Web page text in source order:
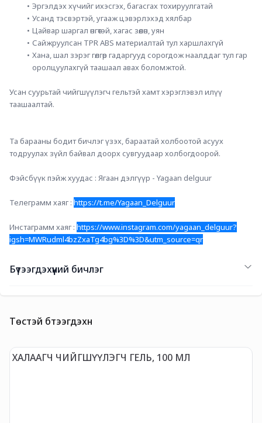
Эргэлдэх хүчийг ихэсгэх, багасгах тохируулгатай
Усанд тэсвэртэй, угааж цэвэрлэхэд хялбар
Цайвар шаргал өнгөтэй, хагас зөөлөн, уян
Сайжруулсан TPR ABS материалтай тул харшлахгүй
Хана, шал зэрэг гөлгөр гадаргууд сорогдож наалддаг тул гар
оролцуулахгүй таашаал авах боломжтой.
Усан суурьтай чийгшүүлэгч гельтэй хамт хэрэглэвэл илүү
таашаалтай.
Та барааны бодит бичлэг үзэх, бараатай холбоотой асуух
тодруулах зүйл байвал доорх сувгуудаар холбогдоорой.
Фэйсбүүк пэйж хуудас : Ягаан дэлгүүр - Yagaan delguur
Телеграмм хаяг : https://t.me/Yagaan_Delguur
Инстаграмм хаяг : https://www.instagram.com/yagaan_delguur?
igsh=MWRudml4bzZxaTg4bg%3D%3D&utm_source=qr
Бүтээгдэхүүний бичлэг
Төстэй бүтээгдэхүүн
ХАЛААГЧ ЧИЙГШҮҮЛЭГЧ ГЕЛЬ, 100 МЛ